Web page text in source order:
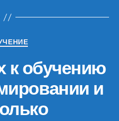
фоновом
Рубрики
к обучению
и